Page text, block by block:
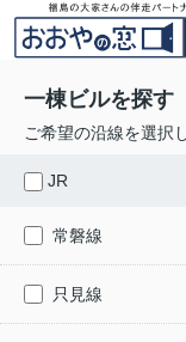
一棟ビルを探す
ご希望の沿線を選択
JR
常磐線
只見線